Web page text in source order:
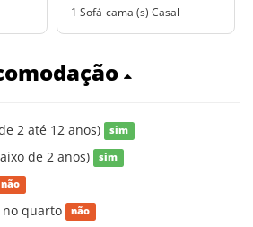
1 Sofá-cama (s) Casal
2 até 12 anos) sim
de 2 anos) sim
não
quarto não